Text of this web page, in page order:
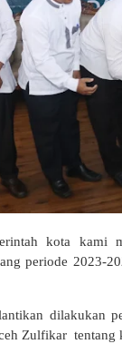
kota kami
periode 2023-
dilakukan
Zulfikar tentang